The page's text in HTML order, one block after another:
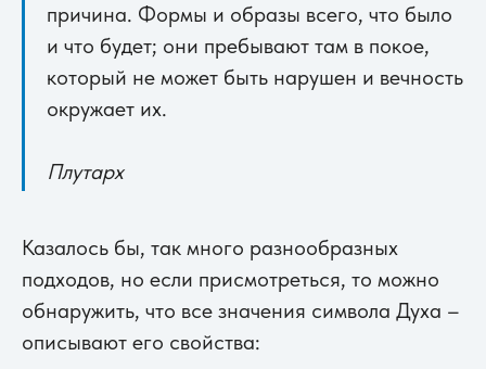
причина. Формы и образы всего, что было
и что будет; они пребывают там в покое,
который не может быть нарушен и вечность
окружает их.
Плутарх
Казалось бы, так много разнообразных
подходов, но если присмотреться, то можно
обнаружить, что все значения символа Духа –
описывают его свойства: